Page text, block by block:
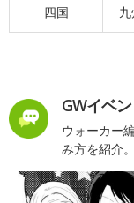
四国
GWイベ
ウォーカー
み方を紹介